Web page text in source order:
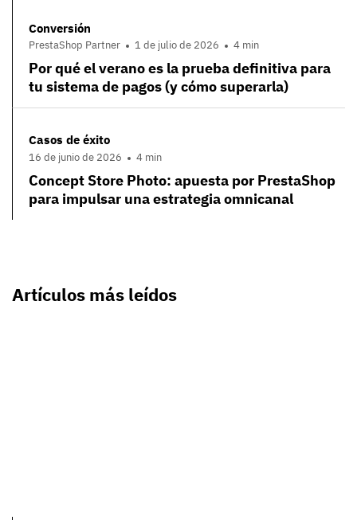
Conversión
PrestaShop Partner 1 de julio de 2026 4 min
Por qué el verano es la prueba definitiva para
tu sistema de pagos (y cómo superarla)
Casos de éxito
16 de junio de 2026 4 min
Concept Store Photo: apuesta por PrestaShop
para impulsar una estrategia omnicanal
Artículos más leídos